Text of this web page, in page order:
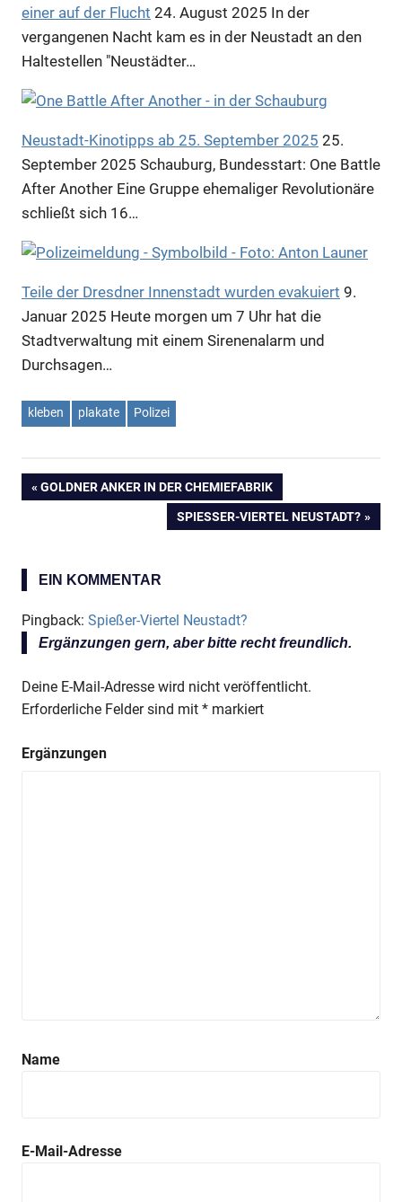
einer auf der Flucht 24. August 2025 In der
vergangenen Nacht kam es in der Neustadt an den
Haltestellen "Neustädter…
Neustadt-Kinotipps ab 25. September 2025 25.
September 2025 Schauburg, Bundesstart: One Battle
After Another Eine Gruppe ehemaliger Revolutionäre
schließt sich 16…
Teile der Dresdner Innenstadt wurden evakuiert 9.
Januar 2025 Heute morgen um 7 Uhr hat die
Stadtverwaltung mit einem Sirenenalarm und
Durchsagen…
kleben plakate Polizei
Beitragsnavigation
VORHERIGER
GOLDNER ANKER IN DER CHEMIEFABRIK
NÄCHSTER
SPIESSER-VIERTEL NEUSTADT?
EIN KOMMENTAR
Pingback: Spießer-Viertel Neustadt?
Ergänzungen gern, aber bitte recht freundlich.
Deine E-Mail-Adresse wird nicht veröffentlicht.
Erforderliche Felder sind mit * markiert
Ergänzungen
Name
E-Mail-Adresse